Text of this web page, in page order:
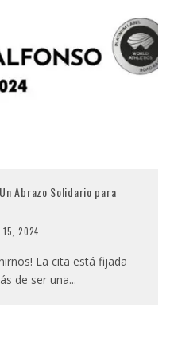
Abrazo Solidario para
2024
La cita está fijada
de ser una...